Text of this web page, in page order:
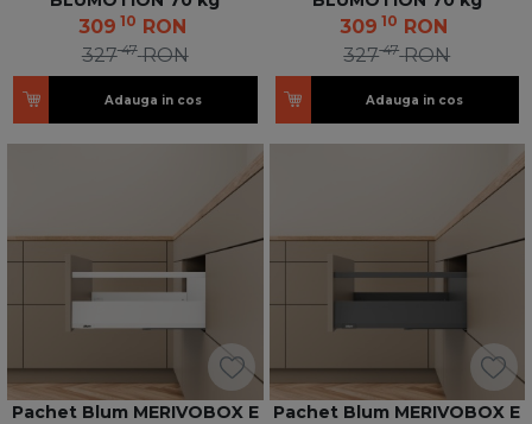
309 10 RON
32747 RON
Adauga in cos
309 10 RON
32747 RON
Adauga in cos
Pachet Blum MERIVOBOX E
Pachet Blum MERIVOBOX E